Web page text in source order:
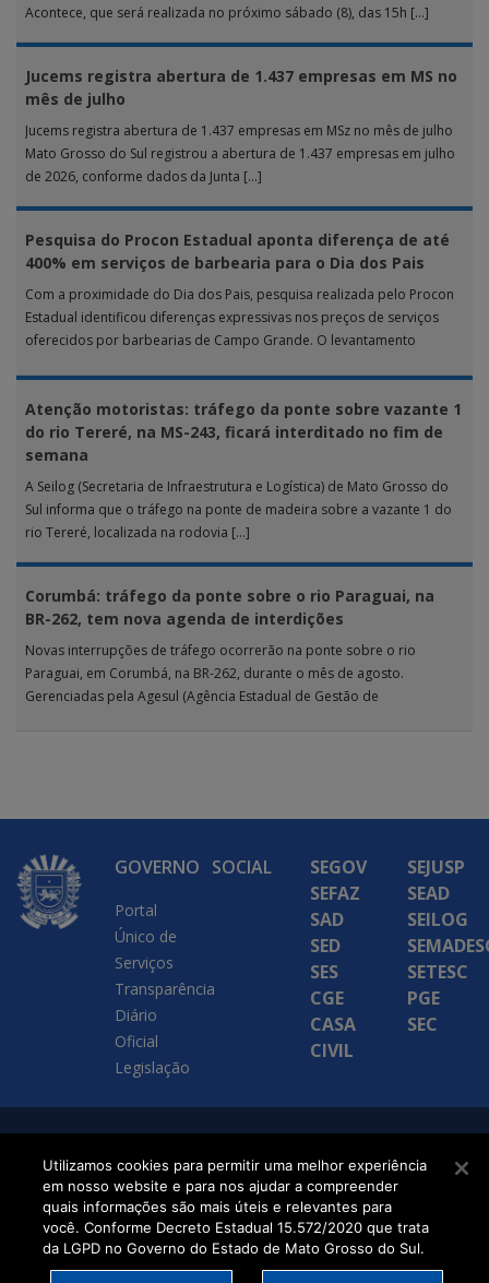
Acontece, que será realizada no próximo sábado (8), das 15h […]
Jucems registra abertura de 1.437 empresas em MS no
mês de julho
Jucems registra abertura de 1.437 empresas em MSz no mês de julho
Mato Grosso do Sul registrou a abertura de 1.437 empresas em julho
de 2026, conforme dados da Junta […]
Pesquisa do Procon Estadual aponta diferença de até
400% em serviços de barbearia para o Dia dos Pais
Com a proximidade do Dia dos Pais, pesquisa realizada pelo Procon
Estadual identificou diferenças expressivas nos preços de serviços
oferecidos por barbearias de Campo Grande. O levantamento
Atenção motoristas: tráfego da ponte sobre vazante 1
do rio Tereré, na MS-243, ficará interditado no fim de
semana
A Seilog (Secretaria de Infraestrutura e Logística) de Mato Grosso do
Sul informa que o tráfego na ponte de madeira sobre a vazante 1 do
rio Tereré, localizada na rodovia […]
Corumbá: tráfego da ponte sobre o rio Paraguai, na
BR-262, tem nova agenda de interdições
Novas interrupções de tráfego ocorrerão na ponte sobre o rio
Paraguai, em Corumbá, na BR-262, durante o mês de agosto.
Gerenciadas pela Agesul (Agência Estadual de Gestão de
GOVERNO
Portal
Único de
Serviços
Transparência
Diário
Oficial
Legislação
SOCIAL
SEGOV
SEFAZ
SAD
SED
SES
CGE
CASA
CIVIL
SEJUSP
SEAD
SEILOG
SETESC
PGE
SEC
Executiva de
Transformação Digital
Utilizamos cookies para permitir uma melhor experiência
em nosso website e para nos ajudar a compreender
quais informações são mais úteis e relevantes para
você. Conforme Decreto Estadual 15.572/2020 que trata
da LGPD no Governo do Estado de Mato Grosso do Sul.